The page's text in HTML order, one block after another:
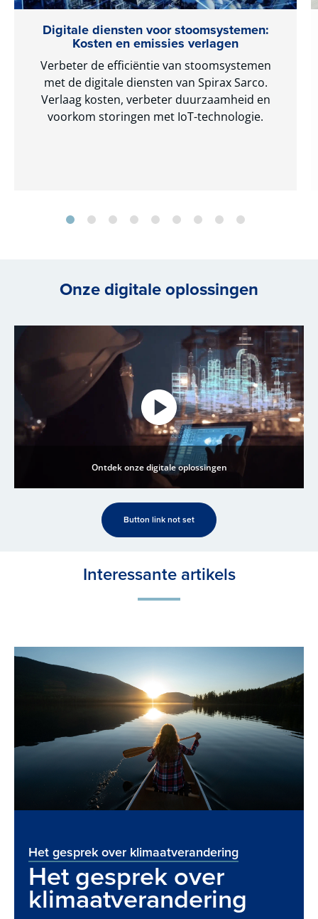
Digitale diensten voor stoomsystemen:
Kosten en emissies verlagen
Verbeter de efficiëntie van stoomsystemen
met de digitale diensten van Spirax Sarco.
Verlaag kosten, verbeter duurzaamheid en
voorkom storingen met IoT-technologie.
Onze digitale oplossingen
Ontdek onze digitale oplossingen
Button link not set
Interessante artikels
klimaatverandering
over Worden